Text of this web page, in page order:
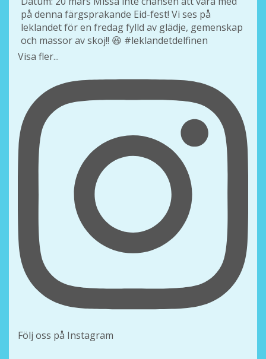
Visa fler...
Följ oss på Instagram